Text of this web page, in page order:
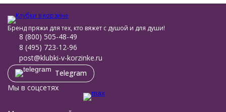
Бренд пряжи для тех, кто вяжет с душой и для души!
8 (800) 505-48-49
8 (495) 723-12-96
post@klubki-v-korzinke.ru
Telegram
Мы в соцсетях